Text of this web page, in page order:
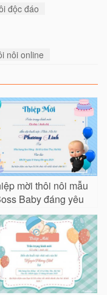
độc đáo
nôi online
mời thôi nôi mẫu
Baby đáng yêu
cho bé trai